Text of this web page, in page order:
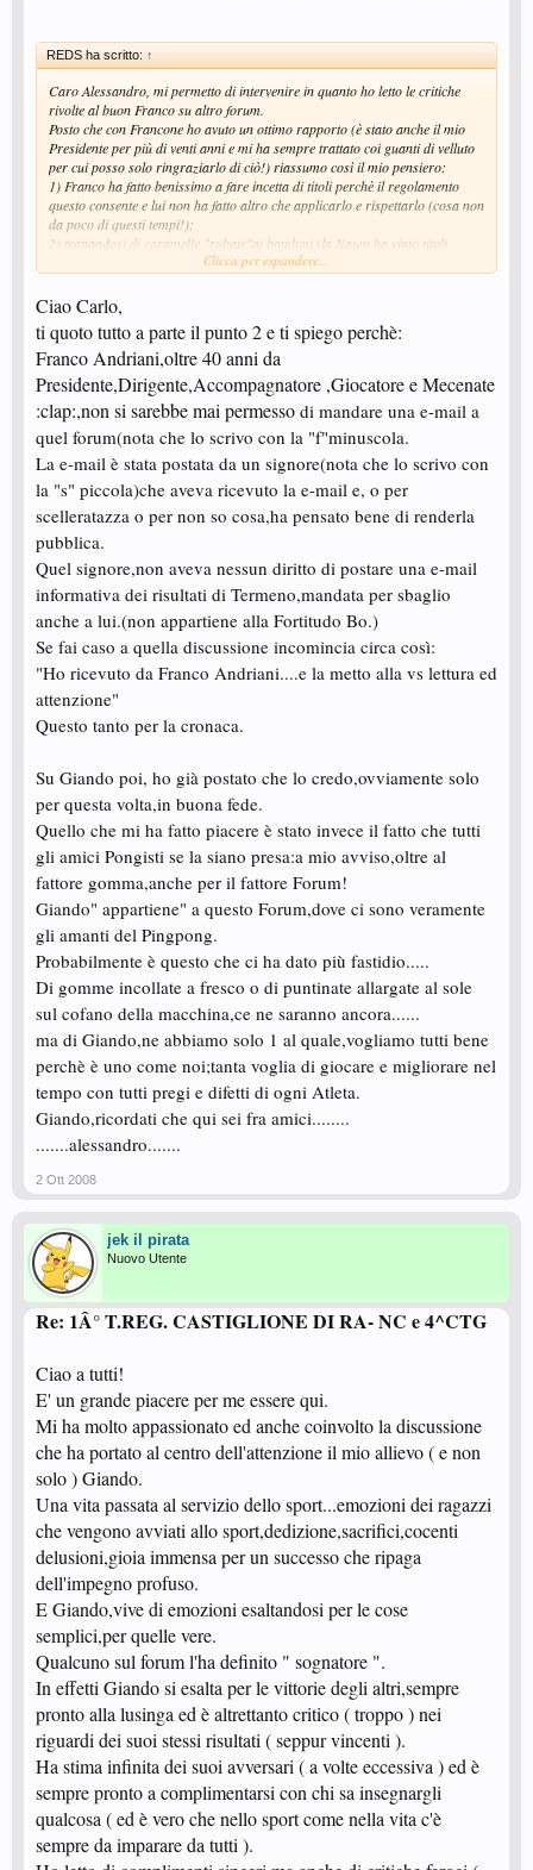
REDS ha scritto: ↑
Caro Alessandro, mi permetto di intervenire in quanto ho letto le critiche
rivolte al buon Franco su altro forum.
Posto che con Francone ho avuto un ottimo rapporto (è stato anche il mio
Presidente per più di venti anni e mi ha sempre trattato coi guanti di velluto
per cui posso solo ringraziarlo di ciò!) riassumo così il mio pensiero:
1) Franco ha fatto benissimo a fare incetta di titoli perchè il regolamento
questo consente e lui non ha fatto altro che applicarlo e rispettarlo (cosa non
da poco di questi tempi!);
2) trattandosi di caramelle "rubate"ai bambini (la Naum ha vinto titoli
giocando su una gamba sola e non è un eufemismo!), secondo il mio
già piuttosto caldo di suo, esponendosi così a critiche non per le vittorie
conseguite ma perchè frutto di un regolamento che consente la
partecipazione ai tornei di atleti/e di categorie ampiamente non di quel livello
(nel nostro caso le terza anche anche....... ma la Naum tra le quarta!!!!!!!);
3) d'accordo invece sul fatto che la critica non deve però sfociare nello
sbeffeggiamento e nel dileggio del prossimo soprattutto dopo che una
persona ha espresso la propria opinione con garbo e moderazione;
4) la Naum non ha alcuna colpa in tutto ciò per cui non ho per nulla
condiviso i fischi rivoltele in finale quando ha giocato contro l'Isabella su
una gamba sola; lei non ha fatto null'altro che il "suo" oltretutto in
condizioni fisiche a dire poco precarie ...... per cui complimenti a lei.
Ora, per non essere totalmente OT nella discussione in questione, Giando,
al contrario di Franco, non mi sembra si stia comportando proprio
correttamente con noi tutti: sembra piuttosto un grandissima presa per il
C...lo all'universo intero! Altro che ci è..............ci siamo noi!
Se invece con il Giando sto prendendo una cantonata pazzesca
(conoscendolo solamente da quanto scrive su questo forum) mi scuso fin
d'ora con il diretto interessato.
Clicca per espandere...
Ciao Carlo,
ti quoto tutto a parte il punto 2 e ti spiego perchè:
Franco Andriani,oltre 40 anni da
Presidente,Dirigente,Accompagnatore ,Giocatore e Mecenate
:clap:,non si sarebbe mai permesso di mandare una e-mail a
quel forum(nota che lo scrivo con la "f"minuscola.
La e-mail è stata postata da un signore(nota che lo scrivo con
la "s" piccola)che aveva ricevuto la e-mail e, o per
scelleratazza o per non so cosa,ha pensato bene di renderla
pubblica.
Quel signore,non aveva nessun diritto di postare una e-mail
informativa dei risultati di Termeno,mandata per sbaglio
anche a lui.(non appartiene alla Fortitudo Bo.)
Se fai caso a quella discussione incomincia circa così:
"Ho ricevuto da Franco Andriani....e la metto alla vs lettura ed
attenzione"
Questo tanto per la cronaca.
Su Giando poi, ho già postato che lo credo,ovviamente solo
per questa volta,in buona fede.
Quello che mi ha fatto piacere è stato invece il fatto che tutti
gli amici Pongisti se la siano presa:a mio avviso,oltre al
fattore gomma,anche per il fattore Forum!
Giando" appartiene" a questo Forum,dove ci sono veramente
gli amanti del Pingpong.
Probabilmente è questo che ci ha dato più fastidio.....
Di gomme incollate a fresco o di puntinate allargate al sole
sul cofano della macchina,ce ne saranno ancora......
ma di Giando,ne abbiamo solo 1 al quale,vogliamo tutti bene
perchè è uno come noi;tanta voglia di giocare e migliorare nel
tempo con tutti pregi e difetti di ogni Atleta.
Giando,ricordati che qui sei fra amici........
.......alessandro.......
2 Ott 2008
jek il pirata
Nuovo Utente
Re: 1Â° T.REG. CASTIGLIONE DI RA- NC e 4^CTG
Ciao a tutti!
E' un grande piacere per me essere qui.
Mi ha molto appassionato ed anche coinvolto la discussione
che ha portato al centro dell'attenzione il mio allievo ( e non
solo ) Giando.
Una vita passata al servizio dello sport...emozioni dei ragazzi
che vengono avviati allo sport,dedizione,sacrifici,cocenti
delusioni,gioia immensa per un successo che ripaga
dell'impegno profuso.
E Giando,vive di emozioni esaltandosi per le cose
semplici,per quelle vere.
Qualcuno sul forum l'ha definito " sognatore ".
In effetti Giando si esalta per le vittorie degli altri,sempre
pronto alla lusinga ed è altrettanto critico ( troppo ) nei
riguardi dei suoi stessi risultati ( seppur vincenti ).
Ha stima infinita dei suoi avversari ( a volte eccessiva ) ed è
sempre pronto a complimentarsi con chi sa insegnargli
qualcosa ( ed è vero che nello sport come nella vita c'è
sempre da imparare da tutti ).